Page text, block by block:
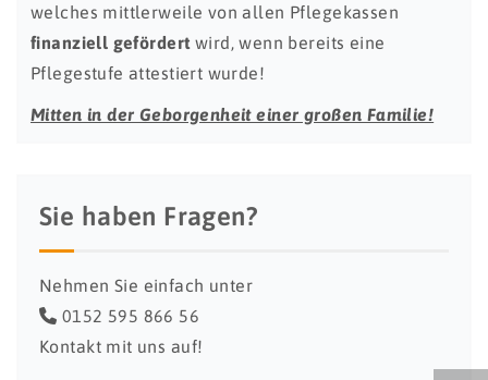
welches mittlerweile von allen Pflegekassen
finanziell gefördert wird, wenn bereits eine
Pflegestufe attestiert wurde!
Mitten in der Geborgenheit einer großen Familie!
Sie haben Fragen?
Nehmen Sie einfach unter
0152 595 866 56
Kontakt mit uns auf!